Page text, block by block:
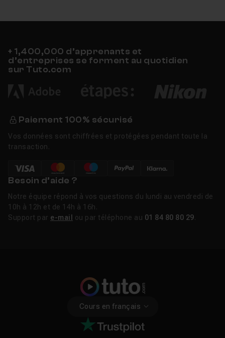
jour 8.1 de juillet 2025 a ajouté la comparaison directe
entre la version N&B et l'original couleur, ainsi que des
correctifs de stabilité pour l'ensemble des plugins.
Silver Efex Pro est né chez Nik Software, une société
américaine spécialisée dans les plugins photo. Après le
rachat de Nik Software par Google en 2012, la suite a
abandonnée. En 2017, DxO a repris la Nik Collection et
relancé son développement actif. Depuis, chaque
version annuelle apporte des améliorations
significatives. Silver Efex reste aujourd'hui considéré
comme le meilleur outil de conversion noir et blanc
Silver Efex Pro est-il gratuit ?
Quelle est la différence entre Silver Efex Pro
et la conversion noir et blanc de Lightroom ?
+ 1,400,000 d’apprenants et
d’entreprises se forment au quotidien
sur Tuto.com
Paiement 100% sécurisé
Vos données sont chiffrées et protégées pendant toute la
transaction.
Besoin d’aide ?
Notre équipe répond à vos questions du lundi au vendredi de
10h à 12h et de 14h à 16h.
Support par e-mail ou par téléphone au 01 84 80 80 29
Cours en français